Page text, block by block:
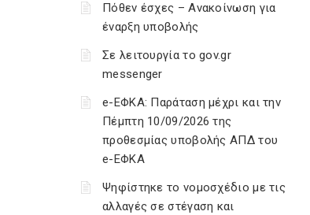
Πόθεν έσχες – Ανακοίνωση για
έναρξη υποβολής
Σε λειτουργία το gov.gr
messenger
e-ΕΦΚΑ: Παράταση μέχρι και την
Πέμπτη 10/09/2026 της
προθεσμίας υποβολής ΑΠΔ του
e-ΕΦΚΑ
Ψηφίστηκε το νομοσχέδιο με τις
αλλαγές σε στέγαση και